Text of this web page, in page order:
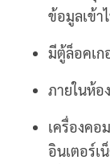
ข้อมูลเข้า
มีตู้ล็อคเก
ภายในห้อ
เครื่องคอ
อินเตอร์เ